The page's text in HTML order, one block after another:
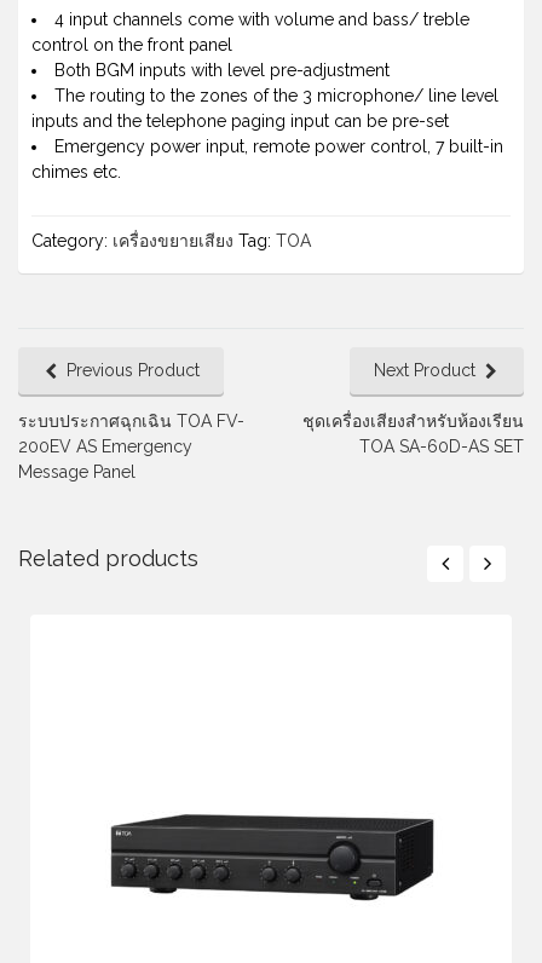
4 input channels come with volume and bass/ treble
control on the front panel
Both BGM inputs with level pre-adjustment
The routing to the zones of the 3 microphone/ line level
inputs and the telephone paging input can be pre-set
Emergency power input, remote power control, 7 built-in
chimes etc.
Category: เครื่องขยายเสียง Tag: TOA
Previous Product
ระบบประกาศฉุกเฉิน TOA FV-
200EV AS Emergency
Message Panel
Next Product
ชุดเครื่องเสียงสำหรับห้องเรียน
TOA SA-60D-AS SET
Related products